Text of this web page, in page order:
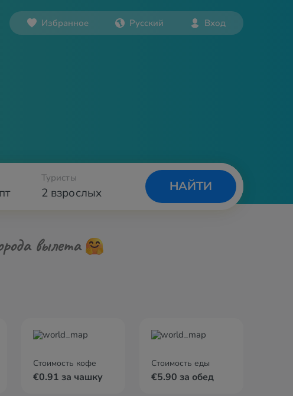
Избранное Русский Вход
пт 2 взрослых
Туристы
НАЙТИ
вылета
Стоимость кофе
€0.91 за чашку
Стоимость еды
€5.90 за обед